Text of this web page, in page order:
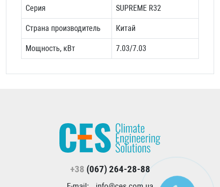
Серия SUPREME R32
Страна производитель Китай
Мощность, кВт 7.03/7.03
+38 (067) 264-28-88